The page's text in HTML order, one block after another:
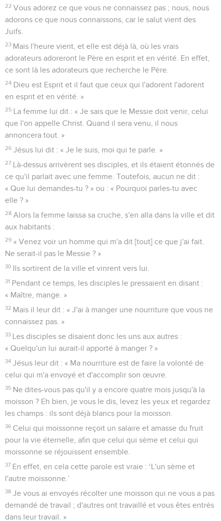
16 « Va appeler ton mari, lui dit Jésus, et reviens ici. »
17 La femme répondit : « Je n'ai pas de mari. » Jésus lui dit :
« Tu as bien fait de dire : ‘Je n'ai pas de mari’,
18 car tu as eu cinq maris et l'homme que tu as maintenant
n'est pas ton mari. En cela tu as dit la vérité. »
« Seigneur, lui dit la femme, je vois que tu es un prophète.
Nos ancêtres ont adoré sur cette montagne et vous dites,
vous, que l'endroit où il faut adorer est à Jérusalem. »
« Femme, lui dit Jésus, crois-moi, l'heure vient où ce ne
sera ni sur cette montagne ni à Jérusalem que vous adorerez
Vous adorez ce que vous ne connaissez pas ; nous, nous
adorons ce que nous connaissons, car le salut vient des
Juifs.
Mais l'heure vient, et elle est déjà là, où les vrais
ce sont là les adorateurs que recherche le Père.
en esprit et en vérité. »
La femme lui dit : « Je sais que le Messie doit venir, celui
que l'on appelle Christ. Quand il sera venu, il nous
annoncera tout. »
26 Jésus lui dit : « Je le suis, moi qui te parle. »
27 Là-dessus arrivèrent ses disciples, et ils étaient étonnés de
ce qu'il parlait avec une femme. Toutefois, aucun ne dit :
« Que lui demandes-tu ? » ou : « Pourquoi parles-tu avec
elle ? »
28 Alors la femme laissa sa cruche, s'en alla dans la ville et dit
aux habitants :
29 « Venez voir un homme qui m'a dit [tout] ce que j'ai fait.
Ne serait-il pas le Messie ? »
30 Ils sortirent de la ville et vinrent vers lui.
31 Pendant ce temps, les disciples le pressaient en disant :
« Maître, mange. »
Mais il leur dit : « J'ai à manger une nourriture que vous ne
connaissez pas. »
« Quelqu'un lui aurait-il apporté à manger ? »